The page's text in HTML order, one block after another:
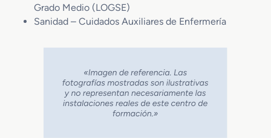
Grado Medio (LOGSE)
Sanidad – Cuidados Auxiliares de Enfermería